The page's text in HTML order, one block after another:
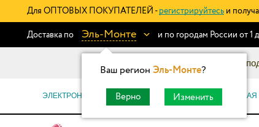
Для ОПТОВЫХ ПОКУПАТЕЛЕЙ - регистрируйтесь и
Доставка по Эль-Монте
Ваш регион Эль-Монте?
Верно Изменить
и по городам России от 1
Информационный каталог:
ЭЛЕКТРОННЫЕ СЕРТИФИКАТЫ ОРТОПЕДИЧЕСКАЯ